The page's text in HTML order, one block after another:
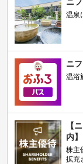
温泉
ニ
温浴
【
内】
株主
拡充